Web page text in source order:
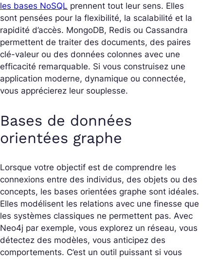
les bases NoSQL prennent tout leur sens. Elles
sont pensées pour la flexibilité, la scalabilité et la
rapidité d’accès. MongoDB, Redis ou Cassandra
permettent de traiter des documents, des paires
clé-valeur ou des données colonnes avec une
efficacité remarquable. Si vous construisez une
application moderne, dynamique ou connectée,
vous apprécierez leur souplesse.
Bases de données
orientées graphe
Lorsque votre objectif est de comprendre les
connexions entre des individus, des objets ou des
concepts, les bases orientées graphe sont idéales.
Elles modélisent les relations avec une finesse que
les systèmes classiques ne permettent pas. Avec
Neo4j par exemple, vous explorez un réseau, vous
détectez des modèles, vous anticipez des
comportements. C’est un outil puissant si vous